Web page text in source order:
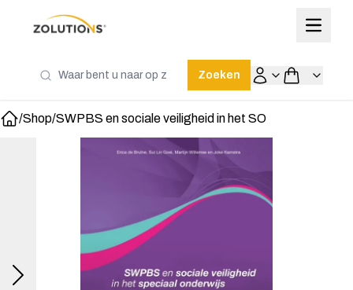
Zoeken
/Shop/SWPBS en sociale veiligheid in het SO